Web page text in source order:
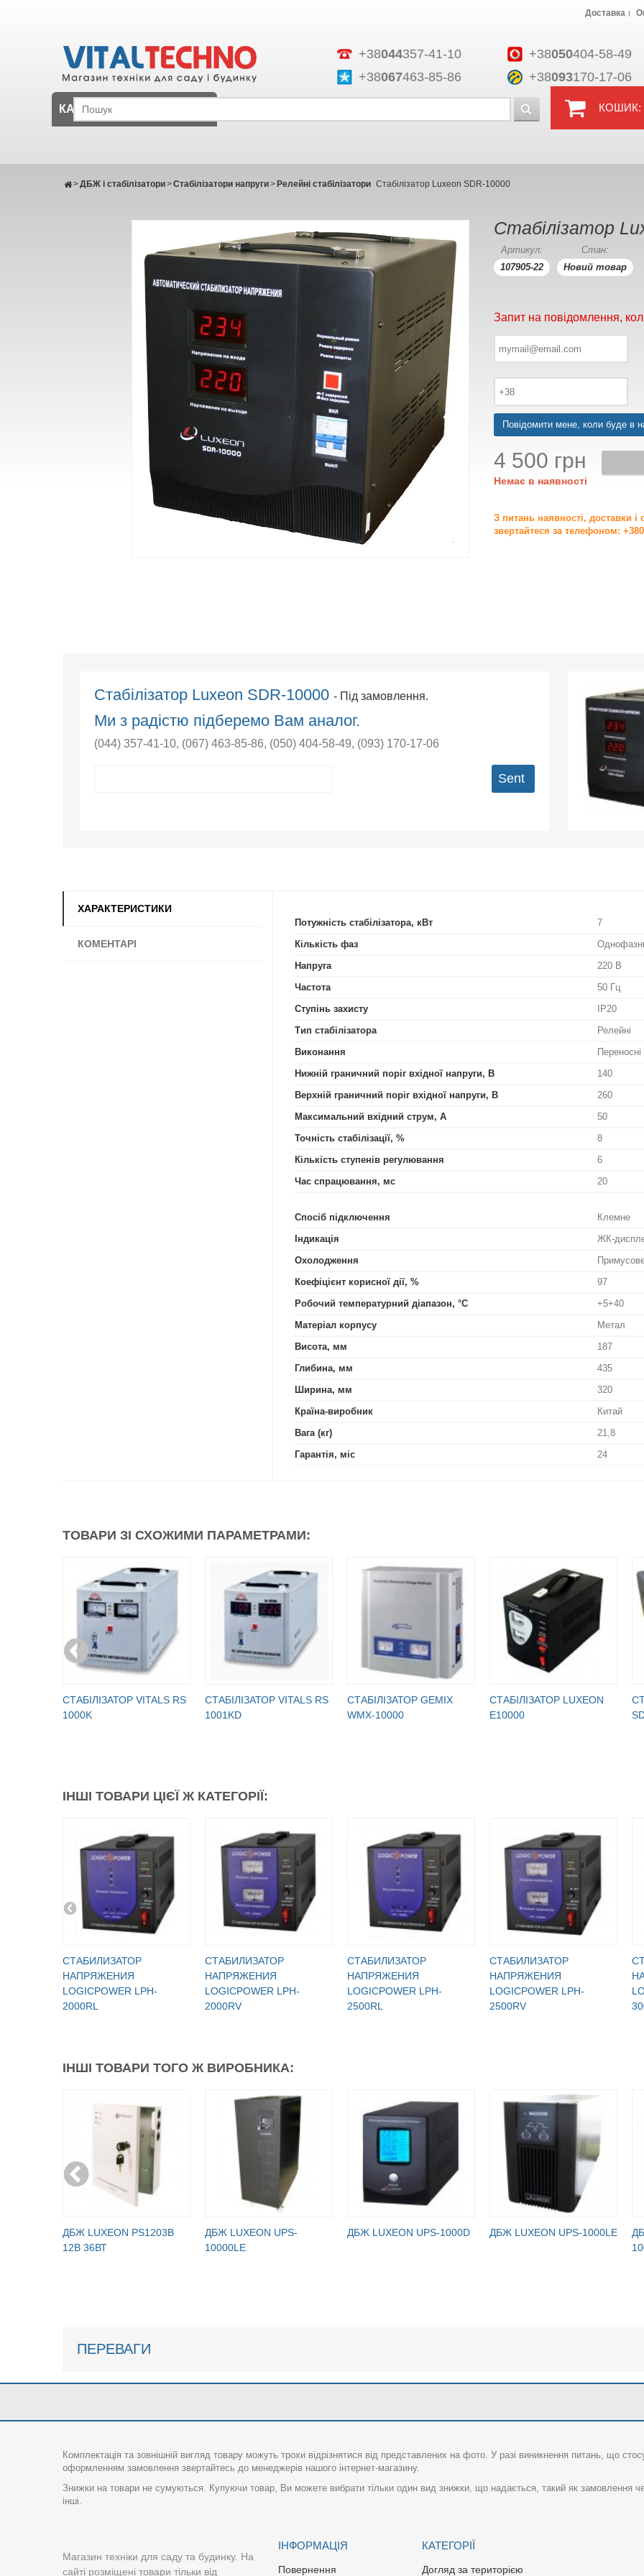
+38044357-41-10 +38050404-58-49
+38067463-85-86 +38093170-17-06
Доставка
КОШИК:
КАТАЛОГ
ДБЖ і стабілізатори
> Стабілізатори напруги
> Релейні стабілізатори
> Стабілізатор Luxeon SDR-10000
Стабілізатор
Артикул:
107905-22
Стан:
Новий товар
Запит на повідомлення,
Повідомити мене, коли буде в
4 500 грн
Немає в наявності
З питань наявності, доставки і
звертайтеся за телефоном:
Стабілізатор Luxeon SDR-10000- Під замовлення.
Ми з радістю підберемо Вам аналог.
(044) 357-41-10, (067) 463-85-86, (050) 404-58-49, (093) 170-17-06
Sent
ХАРАКТЕРИСТИКИ
КОМЕНТАРІ
Потужність стабілізатора, кВт
7
Кількість фаз
Напруга
220 В
Частота
50 Гц
Ступінь захисту
IP20
Тип стабілізатора
Релейні
Виконання
Переносні
Нижній граничний поріг вхідної напруги, В
140
Верхній граничний поріг вхідної напруги, В
260
Максимальний вхідний струм, А
50
Точність стабілізації, %
8
Кількість ступенів регулювання
6
Час спрацювання, мс
20
Спосіб підключення
Клемне
Індикація
ЖК-
Охолодження
Коефіцієнт корисної дії, %
97
Робочий температурний діапазон, °С
+5+40
Матеріал корпусу
Метал
Висота, мм
187
Глибина, мм
435
Ширина, мм
320
Країна-виробник
Китай
Вага (кг)
21,8
Гарантія, міс
24
ТОВАРИ ЗІ СХОЖИМИ ПАРАМЕТРАМИ:
СТАБІЛІЗАТОР VITALS RS
1000K
СТАБІЛІЗАТОР VITALS RS
1001KD
СТАБІЛІЗАТОР GEMIX
WMX-10000
СТАБІЛІЗАТОР LUXEON
E10000
ІНШІ ТОВАРИ ЦІЄЇ Ж КАТЕГОРІЇ:
СТАБИЛИЗАТОР
НАПРЯЖЕНИЯ
LOGICPOWER LPH-
2000RL
СТАБИЛИЗАТОР
НАПРЯЖЕНИЯ
LOGICPOWER LPH-
2000RV
СТАБИЛИЗАТОР
НАПРЯЖЕНИЯ
LOGICPOWER LPH-
2500RL
СТАБИЛИЗАТОР
НАПРЯЖЕНИЯ
LOGICPOWER LPH-
2500RV
ІНШІ ТОВАРИ ТОГО Ж ВИРОБНИКА:
ДБЖ LUXEON PS1203B
12В 36ВТ
ДБЖ LUXEON UPS-
10000LE
ДБЖ LUXEON UPS-1000D ДБЖ LUXEON UPS-1000LE
ПЕРЕВАГИ
Комплектація та зовнішній вигляд товару можуть трохи відрізнятися від представлених на фото. У разі виникнення питань, що
оформленням замовлення звертайтесь до менеджерів нашого інтернет-магазину.
Знижки на товари не сумуються. Купуючи товар, Ви можете вибрати тільки один вид знижки, що надається, такий як замовлення
інші.
Магазин техніки для саду та будинку. На
сайті розміщені товари тільки від
ІНФОРМАЦІЯ
Повернення
КАТЕГОРІЇ
Догляд за територією